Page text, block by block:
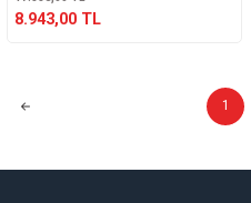
8.943,00 TL
1